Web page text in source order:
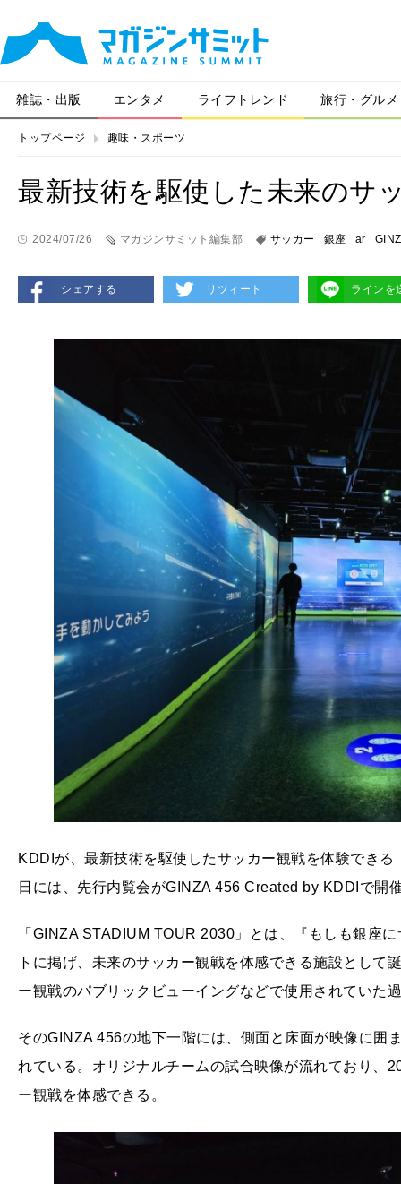
雑誌・出版 エンタメ ライフトレンド 旅行・グルメ
トップページ 趣味・スポーツ
最新技術を駆使した未来のサ
2024/07/26 マガジンサミット編集部 サッカー 銀座 ar
シェアする リツィート ラインを
KDDIが、最新技術を駆使したサッカー観戦を体験でき
日には、先行内覧会がGINZA 456 Created by KDDIで開
「GINZA STADIUM TOUR 2030」とは、『もしも銀座
トに掲げ、未来のサッカー観戦を体感できる施設として
ー観戦のパブリックビューイングなどで使用されていた
そのGINZA 456の地下一階には、側面と床面が映像に囲
れている。オリジナルチームの試合映像が流れており、
ー観戦を体感できる。